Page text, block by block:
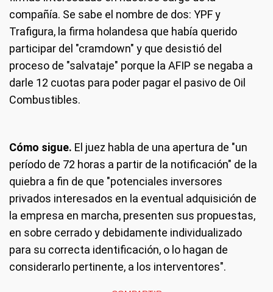
compañía. Se sabe el nombre de dos: YPF y
Trafigura, la firma holandesa que había querido
participar del "cramdown" y que desistió del
proceso de "salvataje" porque la AFIP se negaba a
darle 12 cuotas para poder pagar el pasivo de Oil
Combustibles.
Cómo sigue. El juez habla de una apertura de "un
período de 72 horas a partir de la notificación" de la
quiebra a fin de que "potenciales inversores
privados interesados en la eventual adquisición de
la empresa en marcha, presenten sus propuestas,
en sobre cerrado y debidamente individualizado
para su correcta identificación, o lo hagan de
considerarlo pertinente, a los interventores".